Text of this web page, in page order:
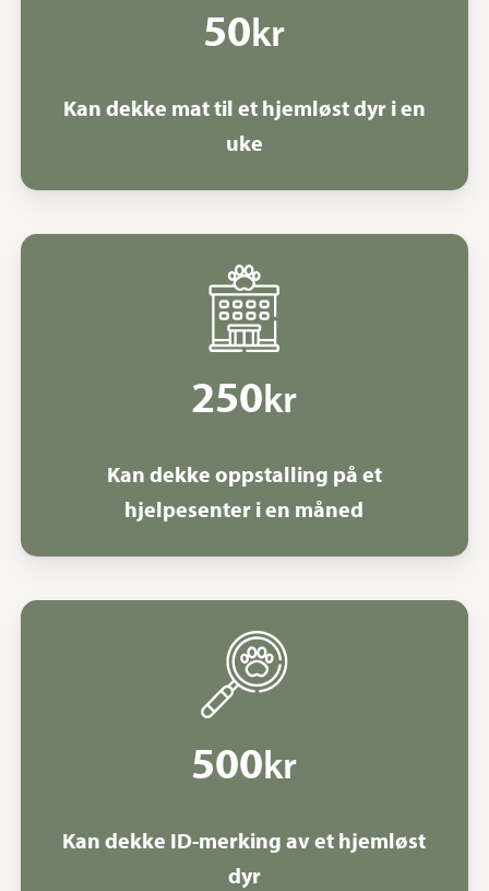
50kr
Kan dekke mat til et hjemløst dyr i en
uke
250kr
Kan dekke oppstalling på et
hjelpesenter i en måned
500kr
Kan dekke ID-merking av et hjemløst
dyr